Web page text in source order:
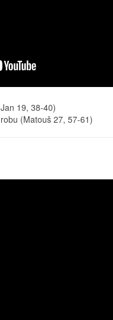
19, 38-40)
(Matouš 27, 57-61)